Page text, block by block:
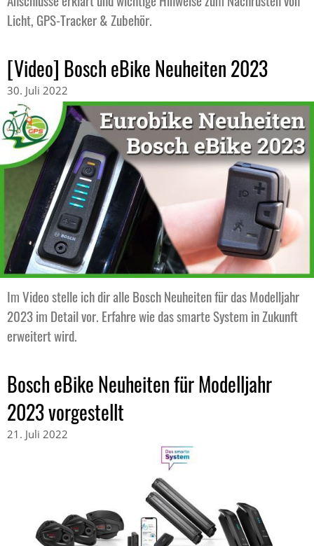
Licht, GPS-Tracker & Zubehör.
[Video] Bosch eBike Neuheiten 2023
30. Juli 2022
Im Video stelle ich dir alle Bosch Neuheiten für das Modelljahr
2023 im Detail vor. Erfahre wie das smarte System in Zukunft
erweitert wird.
Bosch eBike Neuheiten für Modelljahr
2023 vorgestellt
21. Juli 2022